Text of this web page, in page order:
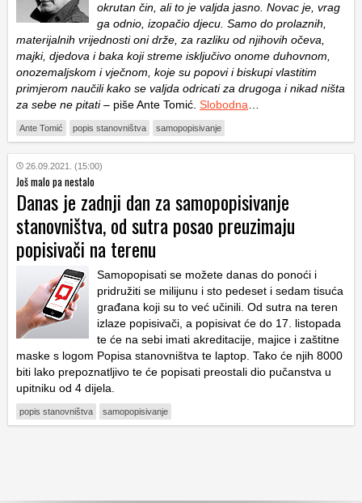
okrutan čin, ali to je valjda jasno. Novac je, vrag
ga odnio, izopačio djecu. Samo do prolaznih,
materijalnih vrijednosti oni drže, za razliku od njihovih očeva,
majki, djedova i baka koji streme isključivo onome duhovnom,
onozemaljskom i vječnom, koje su popovi i biskupi vlastitim
primjerom naučili kako se valjda odricati za drugoga i nikad ništa
za sebe ne pitati– piše Ante Tomić. Slobodna
Ante Tomić popis stanovništva samopopisivanje
26.09.2021. (15:00)
Još malo pa nestalo
Danas je zadnji dan za samopopisivanje
stanovništva, od sutra posao preuzimaju
popisivači na terenu
Samopopisati se možete danas do ponoći i
pridružiti se milijunu i sto pedeset i sedam tisuća
građana koji su to već učinili. Od sutra na teren
izlaze popisivači, a popisivat će do 17. listopada
te će na sebi imati akreditacije, majice i zaštitne
maske s logom Popisa stanovništva te laptop. Tako će njih 8000
biti lako prepoznatljivo te će popisati preostali dio pučanstva u
upitniku od 4 dijela.
popis stanovništva samopopisivanje